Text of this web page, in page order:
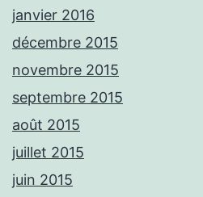
janvier 2016
décembre 2015
novembre 2015
septembre 2015
août 2015
juillet 2015
juin 2015